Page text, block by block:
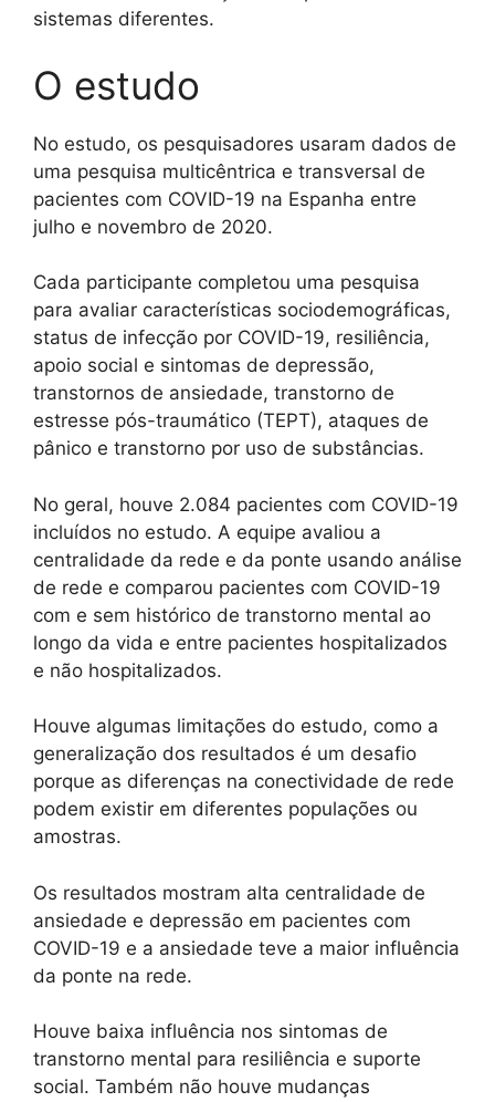
sistemas diferentes.
O estudo
No estudo, os pesquisadores usaram dados de
uma pesquisa multicêntrica e transversal de
pacientes com COVID-19 na Espanha entre
julho e novembro de 2020.
Cada participante completou uma pesquisa
para avaliar características sociodemográficas,
status de infecção por COVID-19, resiliência,
apoio social e sintomas de depressão,
transtornos de ansiedade, transtorno de
estresse pós-traumático (TEPT), ataques de
pânico e transtorno por uso de substâncias.
No geral, houve 2.084 pacientes com COVID-19
incluídos no estudo. A equipe avaliou a
centralidade da rede e da ponte usando análise
de rede e comparou pacientes com COVID-19
com e sem histórico de transtorno mental ao
longo da vida e entre pacientes hospitalizados
e não hospitalizados.
Houve algumas limitações do estudo, como a
generalização dos resultados é um desafio
porque as diferenças na conectividade de rede
podem existir em diferentes populações ou
amostras.
Os resultados mostram alta centralidade de
ansiedade e depressão em pacientes com
COVID-19 e a ansiedade teve a maior influência
da ponte na rede.
Houve baixa influência nos sintomas de
transtorno mental para resiliência e suporte
social. Também não houve mudanças